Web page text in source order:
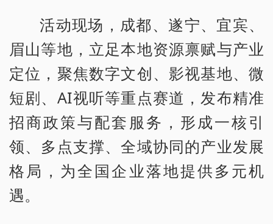
活动现场，成都、遂宁、宜宾、
眉山等地，立足本地资源禀赋与产业
定位，聚焦数字文创、影视基地、微
短剧、AI视听等重点赛道，发布精准
招商政策与配套服务，形成一核引
领、多点支撑、全域协同的产业发展
格局，为全国企业落地提供多元机
遇。